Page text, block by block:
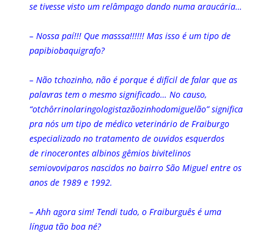
se tivesse visto um relâmpago dando numa araucária…
– Nossa paí!!! Que masssa!!!!!! Mas isso é um tipo de
papibiobaquigrafo?
– Não tchozinho, não é porque é difícil de falar que as
palavras tem o mesmo significado… No causo,
“otchôrrinolaringologistazãozinhodomiguelão” significa
pra nós um tipo de médico veterinário de Fraiburgo
especializado no tratamento de ouvidos esquerdos
de rinocerontes albinos gêmios bivitelinos
semiovoviparos nascidos no bairro São Miguel entre os
anos de 1989 e 1992.
– Ahh agora sim! Tendi tudo, o Fraiburguês é uma
língua tão boa né?